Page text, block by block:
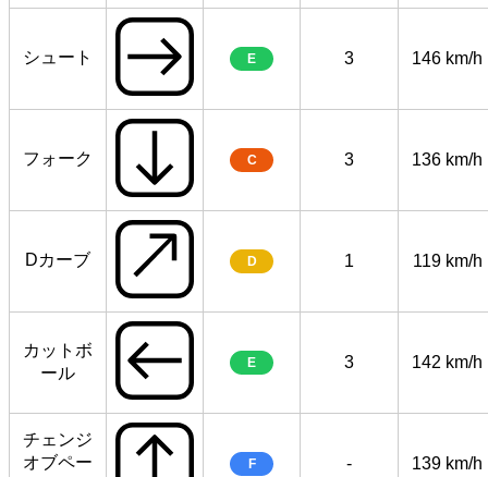
シュート E 3 146 km/h
フォーク C 3 136 km/h
Dカーブ D 1 119 km/h
カットボ
ール
E 3 142 km/h
チェンジ
オブペー
F - 139 km/h